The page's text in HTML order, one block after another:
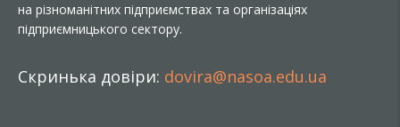
на різноманітних підприємствах та організаціях
підприємницького сектору.
Скринька довіри: dovira@nasoa.edu.ua